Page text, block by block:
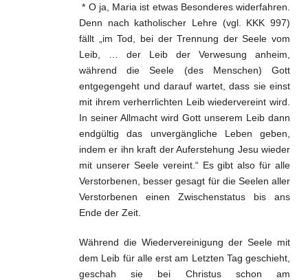
* O ja, Maria ist etwas Besonderes widerfahren.
Denn nach katholischer Lehre (vgl. KKK 997)
fällt „im Tod, bei der Trennung der Seele vom
Leib, … der Leib der Verwesung anheim,
während die Seele (des Menschen) Gott
entgegengeht und darauf wartet, dass sie einst
mit ihrem verherrlichten Leib wiedervereint wird.
In seiner Allmacht wird Gott unserem Leib dann
endgültig das unvergängliche Leben geben,
indem er ihn kraft der Auferstehung Jesu wieder
mit unserer Seele vereint.“ Es gibt also für alle
Verstorbenen, besser gesagt für die Seelen aller
Verstorbenen einen Zwischenstatus bis ans
Ende der Zeit.
Während die Wiedervereinigung der Seele mit
dem Leib für alle erst am Letzten Tag geschieht,
geschah sie bei Christus schon am